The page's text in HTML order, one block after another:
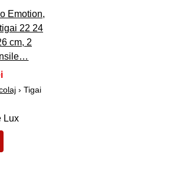
Emotion,
22 24
cm, 2
› Tigai
Lux